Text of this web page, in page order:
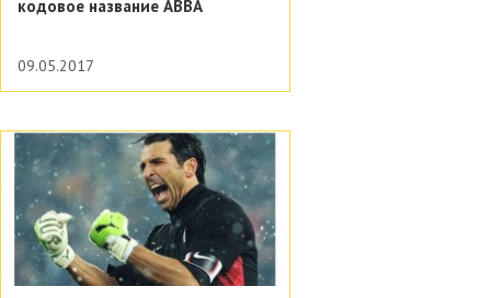
кодовое название АВВА
09.05.2017